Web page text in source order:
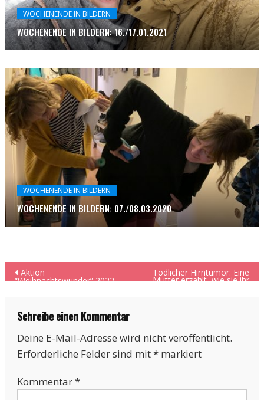
WOCHENENDE IN BILDERN
WOCHENENDE IN BILDERN: 16./17.01.2021
WOCHENENDE IN BILDERN
WOCHENENDE IN BILDERN: 07./08.03.2020
Beitragsnavigation
Aktion
“Weihnachtswunder” 2022
Tödlicher Hirntumor: Eine
Mutter erzählt, wie sie ihr
Schreibe einen Kommentar
Deine E-Mail-Adresse wird nicht veröffentlicht.
Erforderliche Felder sind mit*markiert
Kommentar*